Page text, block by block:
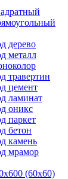
дерево
металл
травертин
цемент
ламинат
оникс
паркет
бетон
камень
мрамор
(60х60)